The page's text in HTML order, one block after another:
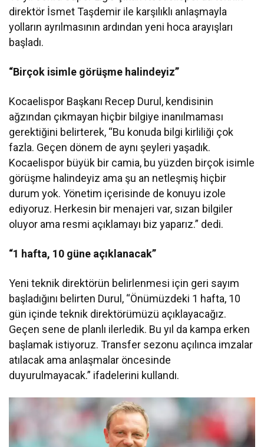
direktör İsmet Taşdemir ile karşılıklı anlaşmayla
yolların ayrılmasının ardından yeni hoca arayışları
başladı.
“Birçok isimle görüşme halindeyiz”
Kocaelispor Başkanı Recep Durul, kendisinin
ağzından çıkmayan hiçbir bilgiye inanılmaması
gerektiğini belirterek, “Bu konuda bilgi kirliliği çok
fazla. Geçen dönem de aynı şeyleri yaşadık.
Kocaelispor büyük bir camia, bu yüzden birçok isimle
görüşme halindeyiz ama şu an netleşmiş hiçbir
durum yok. Yönetim içerisinde de konuyu izole
ediyoruz. Herkesin bir menajeri var, sızan bilgiler
oluyor ama resmi açıklamayı biz yaparız.” dedi.
“1 hafta, 10 güne açıklanacak”
Yeni teknik direktörün belirlenmesi için geri sayım
başladığını belirten Durul, “Önümüzdeki 1 hafta, 10
gün içinde teknik direktörümüzü açıklayacağız.
Geçen sene de planlı ilerledik. Bu yıl da kampa erken
başlamak istiyoruz. Transfer sezonu açılınca imzalar
atılacak ama anlaşmalar öncesinde
duyurulmayacak.” ifadelerini kullandı.